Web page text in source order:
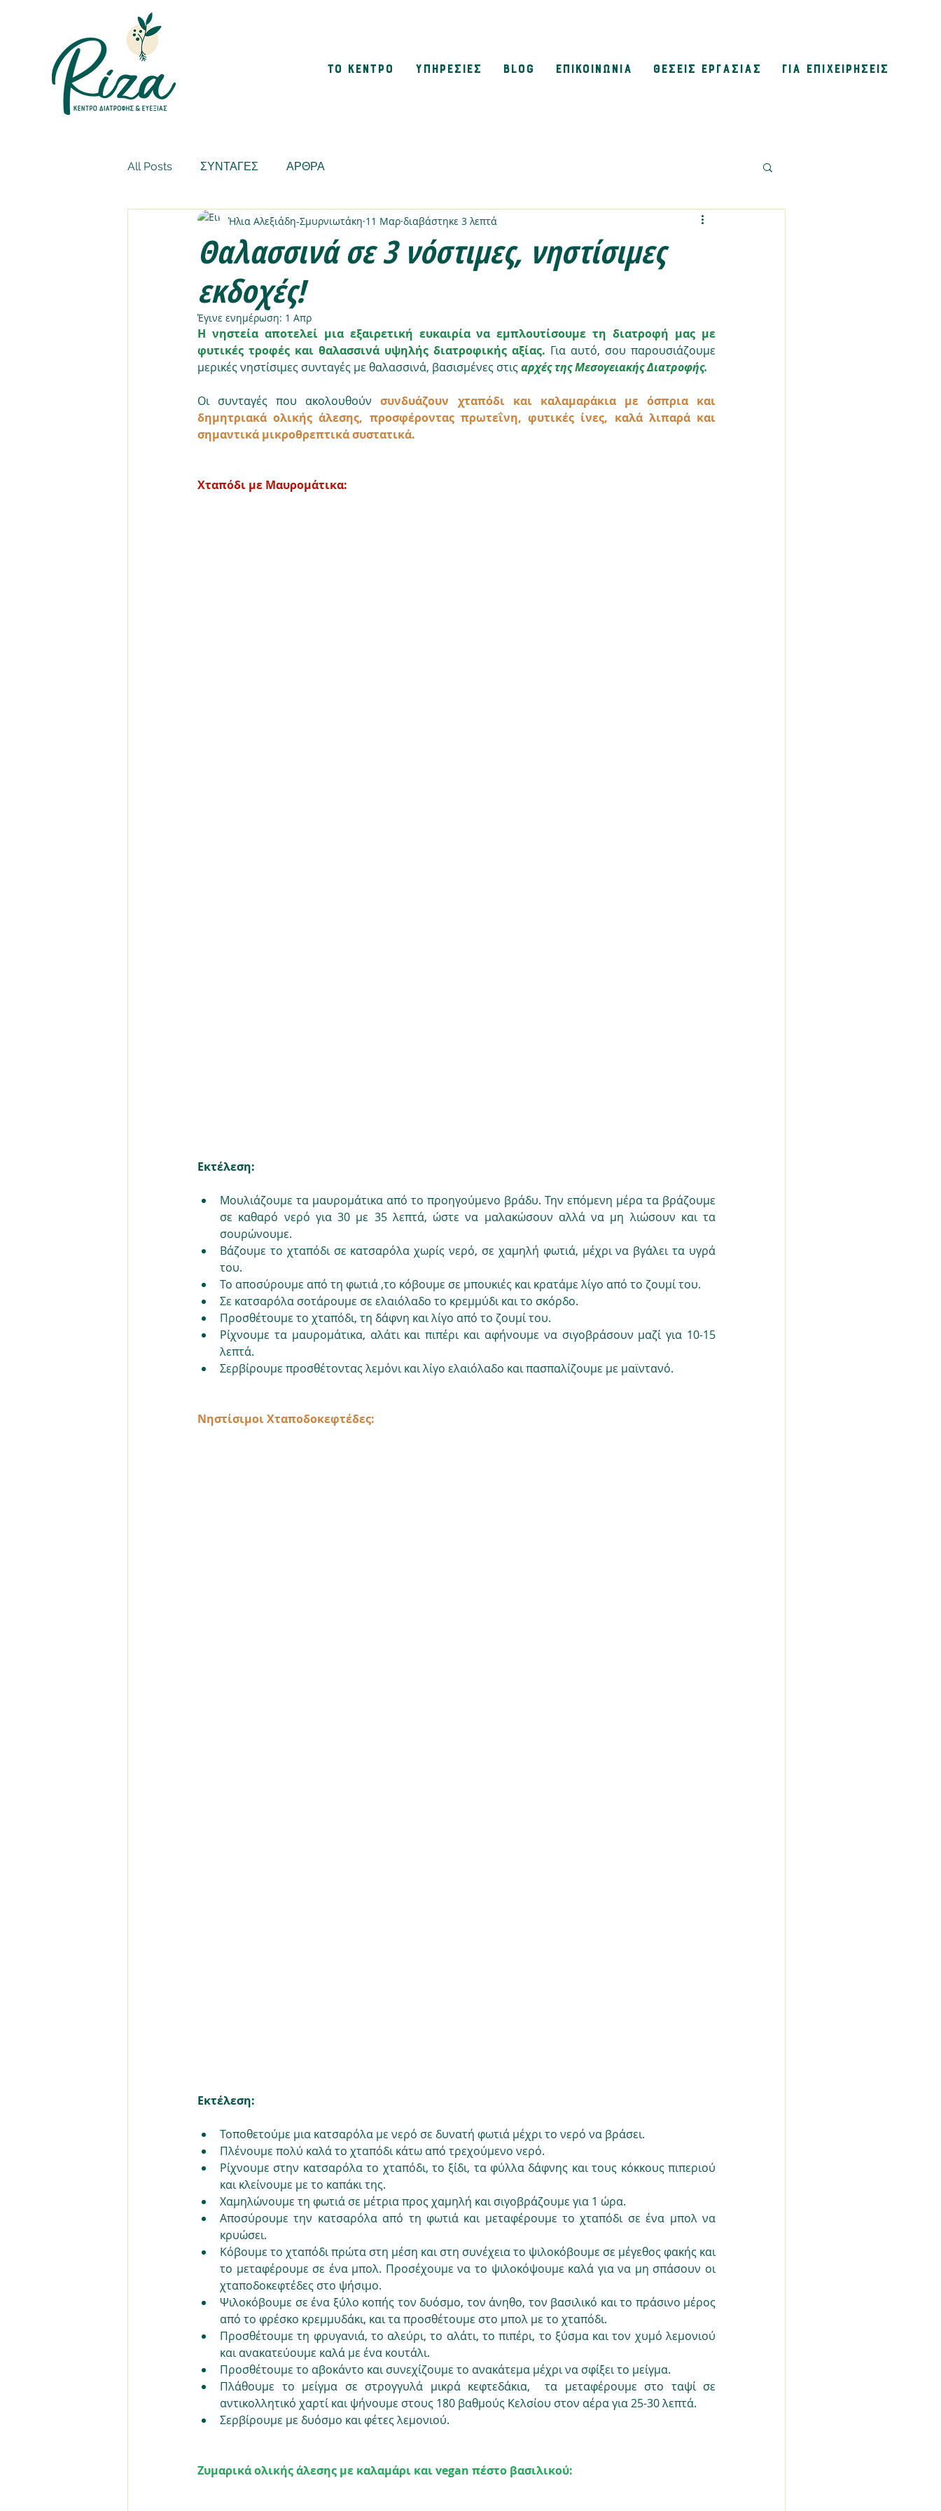
ΤΟ ΚΕΝΤΡΟ ΥΠΗΡΕΣΙΕΣ BLOG ΕΠΙΚΟΙΝΩΝΙΑ ΘΕΣΕΙΣ ΕΡΓΑΣΙΑΣ ΓΙΑ ΕΠΙΧΕΙΡΗΣΕΙΣ
All Posts ΣΥΝΤΑΓΕΣ ΑΡΘΡΑ
Θαλασσινά σε 3 νόστιμες, νηστίσιμες
εκδοχές!
Ήλια Αλεξιάδη-Σμυρνιωτάκη 11 Μαρ διαβάστηκε 3 λεπτά
Έγινε ενημέρωση: 1 Απρ
Η νηστεία αποτελεί μια εξαιρετική ευκαιρία να εμπλουτίσουμε τη διατροφή μας με
φυτικές τροφές και θαλασσινά υψηλής διατροφικής αξίας. Για αυτό, σου παρουσιάζουμε
μερικές νηστίσιμες συνταγές με θαλασσινά, βασισμένες στις αρχές της Μεσογειακής Διατροφής.
Οι συνταγές που ακολουθούν συνδυάζουν χταπόδι και καλαμαράκια με όσπρια και
δημητριακά ολικής άλεσης, προσφέροντας πρωτεΐνη, φυτικές ίνες, καλά λιπαρά και
σημαντικά μικροθρεπτικά συστατικά.
Χταπόδι με Μαυρομάτικα:
Εκτέλεση:
Μουλιάζουμε τα μαυρομάτικα από το προηγούμενο βράδυ. Την επόμενη μέρα τα βράζουμε
σε καθαρό νερό για 30 με 35 λεπτά, ώστε να μαλακώσουν αλλά να μη λιώσουν και τα
σουρώνουμε.
Βάζουμε το χταπόδι σε κατσαρόλα χωρίς νερό, σε χαμηλή φωτιά, μέχρι να βγάλει τα υγρά
του.
Το αποσύρουμε από τη φωτιά ,το κόβουμε σε μπουκιές και κρατάμε λίγο από το ζουμί του.
Σε κατσαρόλα σοτάρουμε σε ελαιόλαδο το κρεμμύδι και το σκόρδο.
Προσθέτουμε το χταπόδι, τη δάφνη και λίγο από το ζουμί του.
Ρίχνουμε τα μαυρομάτικα, αλάτι και πιπέρι και αφήνουμε να σιγοβράσουν μαζί για 10-15
λεπτά.
Σερβίρουμε προσθέτοντας λεμόνι και λίγο ελαιόλαδο και πασπαλίζουμε με μαϊντανό.
Νηστίσιμοι Χταποδοκεφτέδες:
Εκτέλεση:
Τοποθετούμε μια κατσαρόλα με νερό σε δυνατή φωτιά μέχρι το νερό να βράσει.
Πλένουμε πολύ καλά το χταπόδι κάτω από τρεχούμενο νερό.
Ρίχνουμε στην κατσαρόλα το χταπόδι, το ξίδι, τα φύλλα δάφνης και τους κόκκους πιπεριού
και κλείνουμε με το καπάκι της.
Χαμηλώνουμε τη φωτιά σε μέτρια προς χαμηλή και σιγοβράζουμε για 1 ώρα.
Αποσύρουμε την κατσαρόλα από τη φωτιά και μεταφέρουμε το χταπόδι σε ένα μπολ να
κρυώσει.
Κόβουμε το χταπόδι πρώτα στη μέση και στη συνέχεια το ψιλοκόβουμε σε μέγεθος φακής και
το μεταφέρουμε σε ένα μπολ. Προσέχουμε να το ψιλοκόψουμε καλά για να μη σπάσουν οι
χταποδοκεφτέδες στο ψήσιμο.
Ψιλοκόβουμε σε ένα ξύλο κοπής τον δυόσμο, τον άνηθο, τον βασιλικό και το πράσινο μέρος
από το φρέσκο κρεμμυδάκι, και τα προσθέτουμε στο μπολ με το χταπόδι.
Προσθέτουμε τη φρυγανιά, το αλεύρι, το αλάτι, το πιπέρι, το ξύσμα και τον χυμό λεμονιού
και ανακατεύουμε καλά με ένα κουτάλι.
Προσθέτουμε το αβοκάντο και συνεχίζουμε το ανακάτεμα μέχρι να σφίξει το μείγμα.
Πλάθουμε το μείγμα σε στρογγυλά μικρά κεφτεδάκια,  τα μεταφέρουμε στο ταψί σε
αντικολλητικό χαρτί και ψήνουμε στους 180 βαθμούς Κελσίου στον αέρα για 25-30 λεπτά.
Σερβίρουμε με δυόσμο και φέτες λεμονιού.
Ζυμαρικά ολικής άλεσης με καλαμάρι και vegan πέστο βασιλικού: